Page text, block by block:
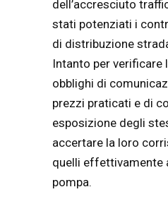
dell’accresciuto
stati potenziati i
di distribuzione
Intanto per verificare
obblighi di
prezzi praticati e di
esposizione degli
accertare la loro
quelli effettivamente
pompa.